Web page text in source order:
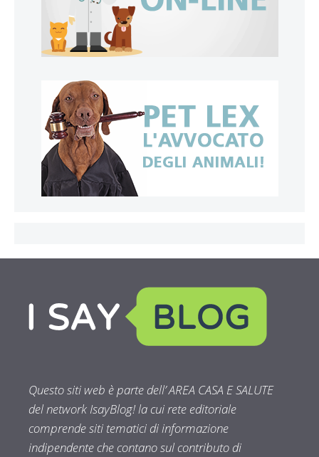
Questo siti web è parte dell’ AREA CASA E SALUTE
del network IsayBlog! la cui rete editoriale
comprende siti tematici di informazione
indipendente che contano sul contributo di